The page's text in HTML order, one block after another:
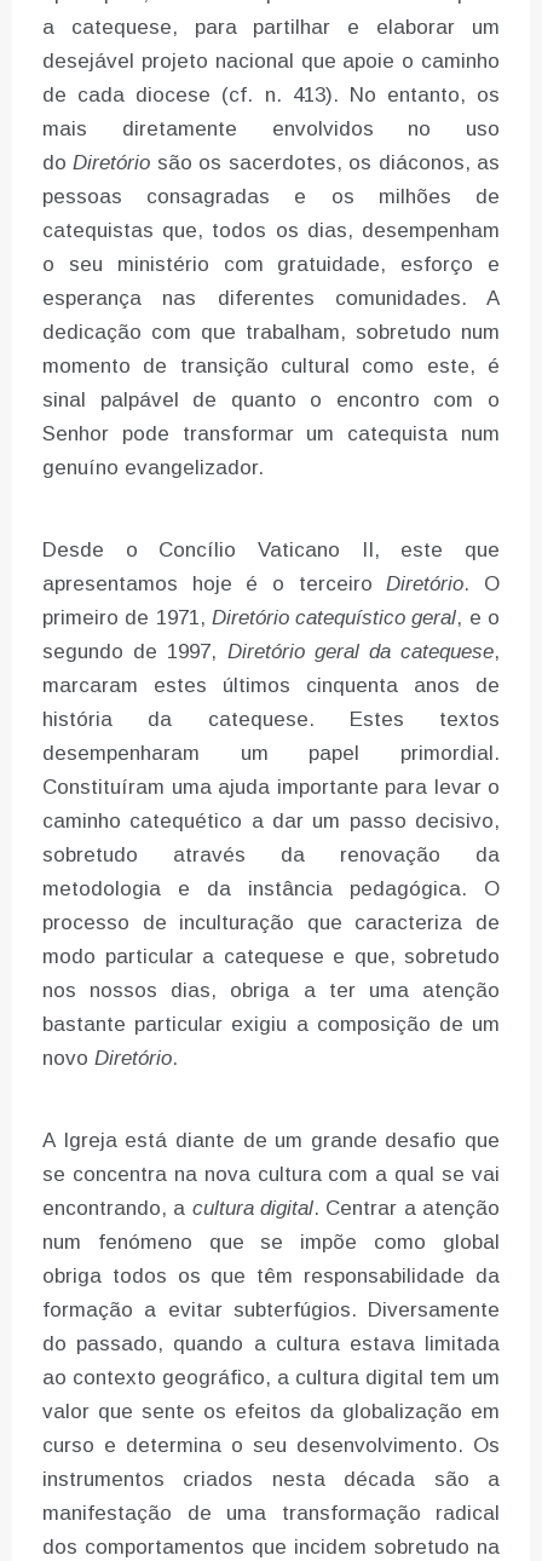
a catequese, para partilhar e elaborar um
desejável projeto nacional que apoie o caminho
de cada diocese (cf. n. 413). No entanto, os
mais diretamente envolvidos no uso
doDiretório são os sacerdotes, os diáconos, as
pessoas consagradas e os milhões de
catequistas que, todos os dias, desempenham
o seu ministério com gratuidade, esforço e
esperança nas diferentes comunidades. A
dedicação com que trabalham, sobretudo num
momento de transição cultural como este, é
sinal palpável de quanto o encontro com o
Senhor pode transformar um catequista num
genuíno evangelizador.
Desde o Concílio Vaticano II, este que
apresentamos hoje é o terceiroDiretório. O
primeiro de 1971, Diretório catequístico geral, e o
segundo de 1997, Diretório geral da catequese,
marcaram estes últimos cinquenta anos de
história da catequese. Estes textos
desempenharam um papel primordial.
Constituíram uma ajuda importante para levar o
caminho catequético a dar um passo decisivo,
sobretudo através da renovação da
metodologia e da instância pedagógica. O
processo de inculturação que caracteriza de
modo particular a catequese e que, sobretudo
nos nossos dias, obriga a ter uma atenção
bastante particular exigiu a composição de um
novo Diretório.
A Igreja está diante de um grande desafio que
se concentra na nova cultura com a qual se vai
encontrando, a cultura digital. Centrar a atenção
num fenómeno que se impõe como global
obriga todos os que têm responsabilidade da
formação a evitar subterfúgios. Diversamente
do passado, quando a cultura estava limitada
ao contexto geográfico, a cultura digital tem um
valor que sente os efeitos da globalização em
curso e determina o seu desenvolvimento. Os
instrumentos criados nesta década são a
manifestação de uma transformação radical
dos comportamentos que incidem sobretudo na